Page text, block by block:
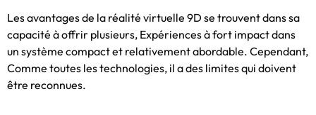
Les avantages de la réalité virtuelle 9D se trouvent dans sa
capacité à offrir plusieurs, Expériences à fort impact dans
un système compact et relativement abordable. Cependant,
Comme toutes les technologies, il a des limites qui doivent
être reconnues.